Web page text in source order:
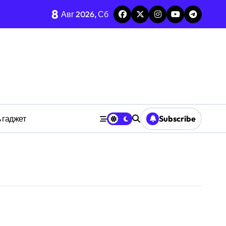
дедлайнов
8 Авг 2026, Сб
Subscribe